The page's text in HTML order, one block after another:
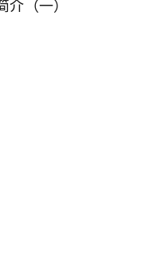
（一）